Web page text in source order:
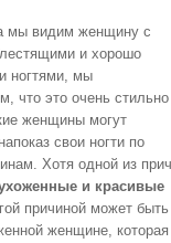
мы видим женщину с
и хорошо
ногтями, мы
что это очень
женщины могут
свои ногти по
Хотя одной из
и красивые
причиной может быть
женщине, которая